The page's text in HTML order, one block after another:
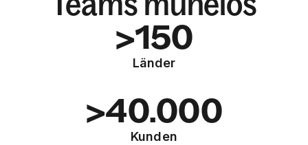
>150
Länder
>40.000
Kunden